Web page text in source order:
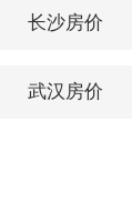
长沙房价
武汉房价